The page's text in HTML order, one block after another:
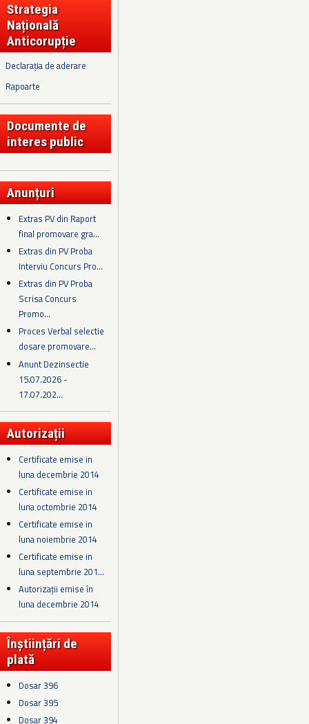
Strategia
Națională
Anticorupție
Declarația de aderare
Rapoarte
Documente de
interes public
Anunțuri
Extras PV din Raport
final promovare gra...
Extras din PV Proba
Interviu Concurs Pro...
Extras din PV Proba
Scrisa Concurs
Promo...
Proces Verbal selectie
dosare promovare...
Anunt Dezinsectie
15.07.2026 -
17.07.202...
Autorizații
Certificate emise in
luna decembrie 2014
Certificate emise in
luna octombrie 2014
Certificate emise in
luna noiembrie 2014
Certificate emise in
luna septembrie 201...
Autorizații emise în
luna decembrie 2014
Înștiințări de
plată
Dosar 396
Dosar 395
Dosar 394